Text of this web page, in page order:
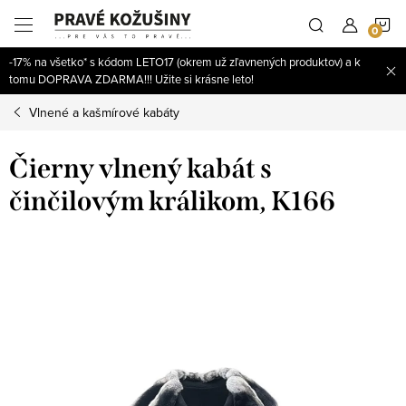
obsah
-17% na všetko* s kódom LETO17 (okrem už zľavnených produktov) a k
tomu DOPRAVA ZDARMA!!! Užite si krásne leto!
Vlnené a kašmírové kabáty
Čierny vlnený kabát s
činčilovým králikom, K166